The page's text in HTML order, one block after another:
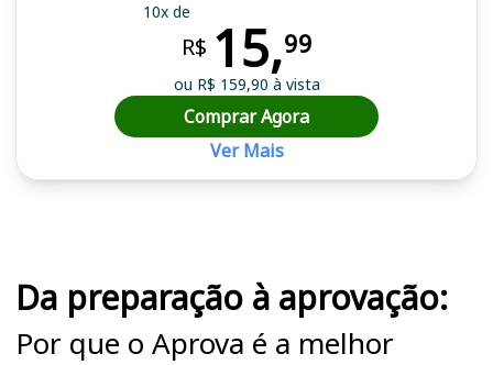
10x de
R$ 15,99
ou R$ 159,90 à vista
Comprar Agora
Ver Mais
Da preparação à aprovação:
Por que o Aprova é a melhor